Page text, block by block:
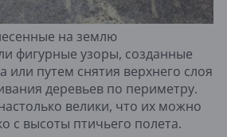
на землю
фигурные узоры, созданные
или путем снятия верхнего слоя
деревьев по периметру.
велики, что их можно
с высоты птичьего полета.